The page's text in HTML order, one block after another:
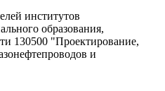
институтов
образования,
130500 "Проектирование,
и